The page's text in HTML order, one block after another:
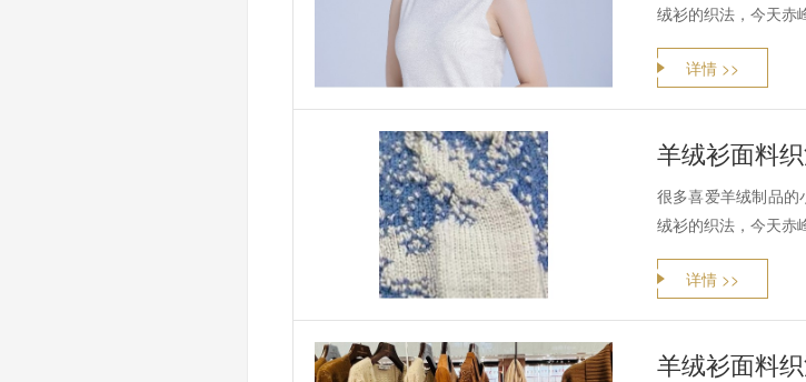
绒衫的织法，今天赤
详情 >>
羊绒衫面料
很多喜爱羊绒制品
绒衫的织法，今天赤
详情 >>
羊绒衫面料